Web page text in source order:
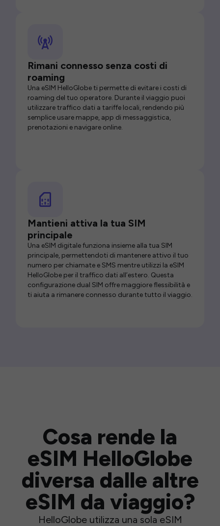
Rimani connesso senza costi di
roaming
Una eSIM HelloGlobe ti permette di evitare i costi di
roaming del tuo operatore. Durante il viaggio puoi
utilizzare traffico dati a tariffe locali, rendendo più
semplice usare mappe, app di messaggistica,
prenotazioni e navigare online.
Mantieni attiva la tua SIM
principale
Una eSIM digitale funziona insieme alla tua SIM
principale, permettendoti di mantenere attivo il tuo
numero per chiamate e SMS mentre utilizzi la eSIM
HelloGlobe per il traffico dati all’estero. Questa
configurazione dual SIM offre maggiore flessibilità e
ti aiuta a rimanere connesso durante tutto il viaggio.
Cosa rende la
eSIM HelloGlobe
diversa dalle altre
eSIM da viaggio?
HelloGlobe utilizza una sola eSIM